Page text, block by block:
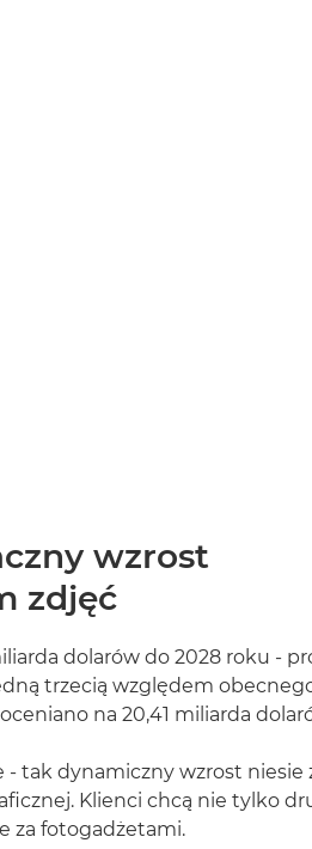
wzrost
zdjęć
dolarów do 2028 roku -
trzecią względem
na 20,41 miliarda
tak dynamiczny wzrost niesie
Klienci chcą nie tylko
za fotogadżetami.